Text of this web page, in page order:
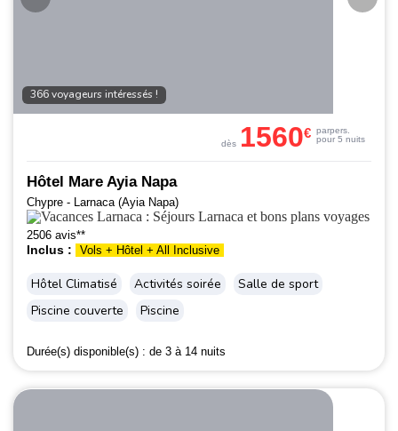
366 voyageurs intéressés !
Hôtel Mare Ayia Napa
Chypre - Larnaca (Ayia Napa)
2506 avis**
Inclus : Vols + Hôtel + All Inclusive
Hôtel Climatisé Activités soirée
Salle de sport
Piscine couverte
Piscine
Durée(s) disponible(s) : de 3 à 14 nuits
dès 1560€ parpers.
pour 5 nuits